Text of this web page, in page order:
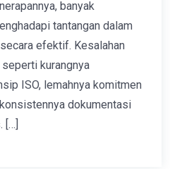
banyak
tantangan dalam
efektif. Kesalahan
kurangnya
ISO, lemahnya komitmen
dokumentasi
[…]